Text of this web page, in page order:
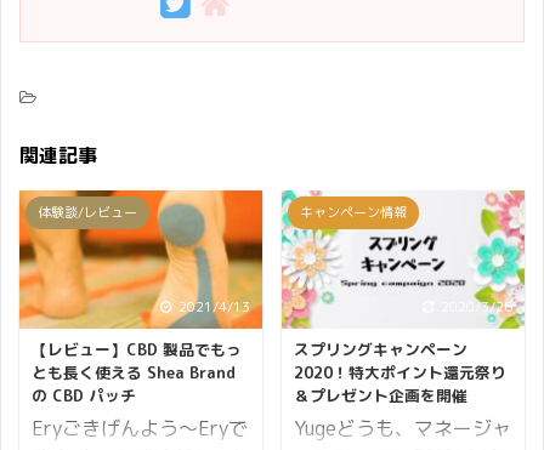
関連記事
体験談/レビュー
2021/4/13
【レビュー】CBD 製品でもっ
とも長く使える Shea Brand
の CBD パッチ
Eryごきげんよう～Eryで
キャンペーン情報
2020/3/26
スプリングキャンペーン
2020！特大ポイント還元祭り
＆プレゼント企画を開催
Yugeどうも、マネージャ